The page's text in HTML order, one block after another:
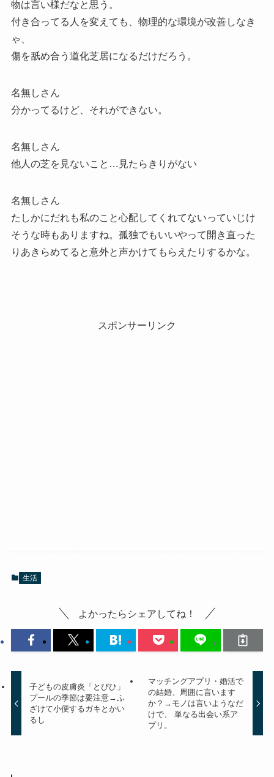
物は言い様だなと思う。
付き合ってる人を変えても、物理的な環境が改善しなき
ゃ、
傷を舐め合う道化芝居になるだけだろう。
名無しさん
分かってるけど、それができない。
名無しさん
他人の芝を見ないこと…見たらきりがない
名無しさん
たしかにだれも私のこと心配してくれてないっていじけ
そうな時もありますね。孤独でもいいやって開き直った
りあきらめてると意外と声かけてもらえたりするかな。
スポンサーリンク
生活
よかったらシェアしてね！
子どもの皮膚炎「とびひ」
プールの季節は要注意→ふ
ざけて小便するガキとかい
るし
マッチングアプリ・婚活で
の結婚、周囲に言います
か？→モノは言いようなだ
けで、 単なる出会い系ア
プリ。